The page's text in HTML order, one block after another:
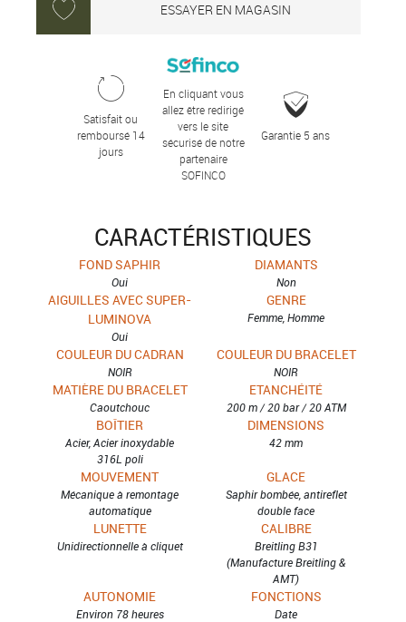
ESSAYER EN MAGASIN
Satisfait ou
remboursé 14
jours
En cliquant vous
allez être redirigé
vers le site
sécurisé de notre
partenaire
SOFINCO
Garantie 5 ans
CARACTÉRISTIQUES
FOND SAPHIR
Oui
DIAMANTS
Non
AIGUILLES AVEC SUPER-
LUMINOVA
Oui
GENRE
Femme, Homme
COULEUR DU CADRAN
NOIR
COULEUR DU BRACELET
NOIR
MATIÈRE DU BRACELET
Caoutchouc
ETANCHÉITÉ
200 m / 20 bar / 20 ATM
BOÎTIER
Acier, Acier inoxydable
316L poli
DIMENSIONS
42 mm
MOUVEMENT
Mécanique à remontage
automatique
GLACE
Saphir bombée, antireflet
double face
LUNETTE
Unidirectionnelle à cliquet
CALIBRE
Breitling B31
(Manufacture Breitling &
AMT)
AUTONOMIE
Environ 78 heures
FONCTIONS
Date